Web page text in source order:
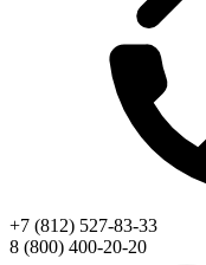
+7 (812) 527-83-33
8 (800) 400-20-20